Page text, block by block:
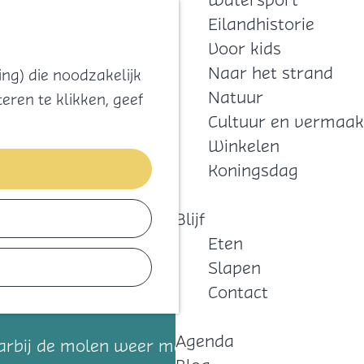
die noodzakelijk
te klikken, geef
Eilandhistorie
Voor kids
Naar het strand
Natuur
Cultuur en vermaak
Winkelen
Koningsdag
Blijf
Eten
Slapen
Contact
Agenda
de molen weer maalvaardig werd